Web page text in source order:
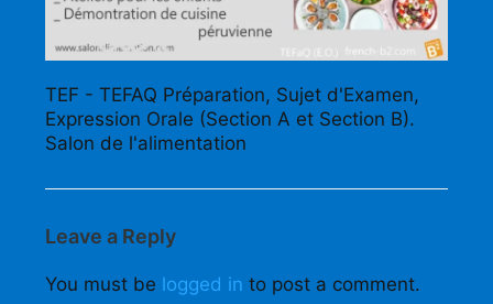
TEF - TEFAQ Préparation, Sujet d'Examen,
Expression Orale (Section A et Section B).
Salon de l'alimentation
Leave a Reply
You must be logged in to post a comment.